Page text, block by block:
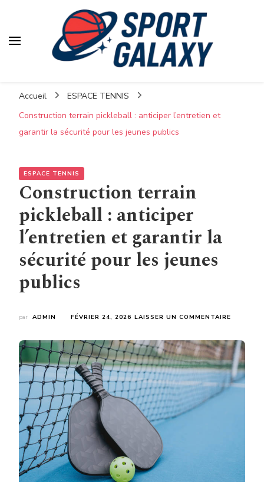
Accueil
ESPACE TENNIS
Construction terrain pickleball : anticiper l’entretien et
garantir la sécurité pour les jeunes publics
ESPACE TENNIS
Construction terrain
pickleball : anticiper
l’entretien et garantir la
sécurité pour les jeunes
publics
par ADMIN FÉVRIER 24, 2026 LAISSER UN COMMENTAIRE
: